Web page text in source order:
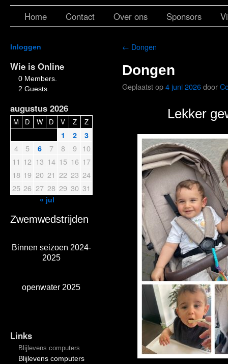
Home Contact Over ons Sponsors
Inloggen
Wie is Online
0 Members.
2 Guests.
augustus 2026
M D W D V Z Z
1 2 3
4 5 6 7 8 9
10
11 12 13 14 15 16 17
18 19 20 21 22 23 24
25 26 27 28 29 30 31
« jul
Zwemwedstrijden
Binnen seizoen 2024-
2025
openwater 2025
Links
Blijlevens computers
Blijlevens computers
← Dongen
Dongen
Geplaatst op4 juni 2026door
Lekker